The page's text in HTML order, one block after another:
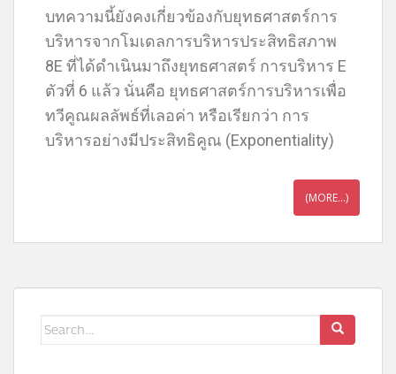
บทความนี้ยังคงเกี่ยวข้องกับยุทธศาสตร์การ
บริหารจากโมเดลการบริหารประสิทธิสภาพ
8E ที่ได้ดำเนินมาถึงยุทธศาสตร์ การบริหาร E
ตัวที่ 6 แล้ว นั่นคือ ยุทธศาสตร์การบริหารเพื่อ
ทวีคูณผลลัพธ์ที่เลอค่า หรือเรียกว่า การ
บริหารอย่างมีประสิทธิคูณ (Exponentiality)
(MORE…)